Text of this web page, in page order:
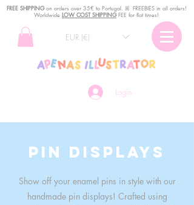
Login
EUR (€)
FREE SHIPPINGon orders over 35€ to Portugal. ꕤ FREEBIES in all orders!
Worldwide LOW COST SHIPPINGFEE for flat times!
pin displays
Show off your enamel pins in style with our
handmade pin displays! Crafted using